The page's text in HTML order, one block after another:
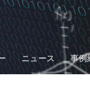
ニュース 事例